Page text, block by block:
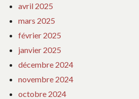
avril 2025
mars 2025
février 2025
janvier 2025
décembre 2024
novembre 2024
octobre 2024